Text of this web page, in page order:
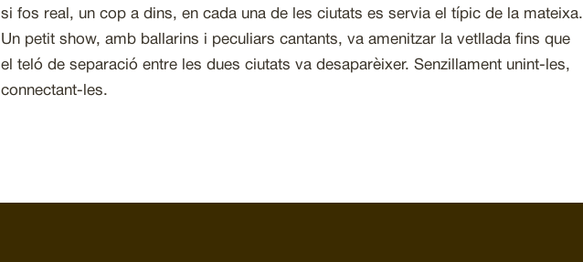
si fos real, un cop a dins, en cada una de les ciutats es servia el típic de la mateixa.
Un petit show, amb ballarins i peculiars cantants, va amenitzar la vetllada fins que
el teló de separació entre les dues ciutats va desaparèixer. Senzillament unint-les,
connectant-les.